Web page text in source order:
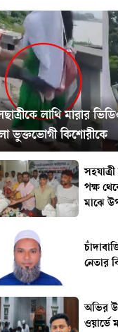
লাথি মারার
ভুক্তভোগী কিশোরীকে
পক্ষ
মাঝে
নেতার
অভির
ওয়ার্ডে